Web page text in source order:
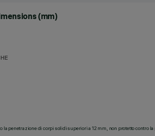
(mm)
la penetrazione di corpi solidi superiori a 12 mm, non protetto contro